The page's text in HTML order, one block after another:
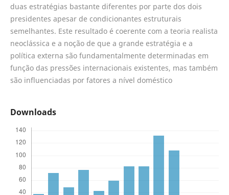
duas estratégias bastante diferentes por parte dos dois
presidentes apesar de condicionantes estruturais
semelhantes. Este resultado é coerente com a teoria realista
neoclássica e a noção de que a grande estratégia e a
política externa são fundamentalmente determinadas em
função das pressões internacionais existentes, mas também
são influenciadas por fatores a nível doméstico
Downloads